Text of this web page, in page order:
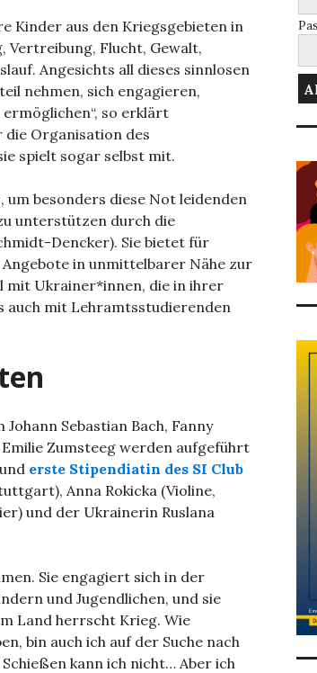
Kinder aus den Kriegsgebieten in
Vertreibung, Flucht, Gewalt,
Angesichts all dieses sinnlosen
nehmen, sich engagieren,
so erklärt
die Organisation des
spielt sogar selbst mit.
besonders diese Not leidenden
unterstützen durch die
Dencker). Sie bietet für
in unmittelbarer Nähe zur
mit Ukrainer*innen, die in ihrer
auch mit Lehramtsstudierenden
Sebastian Bach, Fanny
Zumsteeg werden aufgeführt
erste Stipendiatin des SI Club
Anna Rokicka (Violine,
und der Ukrainerin Ruslana
Sie engagiert sich in der
und Jugendlichen, und sie
Land herrscht Krieg. Wie
bin auch ich auf der Suche nach
kann ich nicht… Aber ich